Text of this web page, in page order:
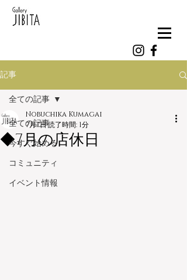
記事
全ての記事
今すぐ始める
コミュニティ
イベント情報
全ての記事
◆7月の店休日
Nobuchika Kumagai
7月7日読了時間: 1分